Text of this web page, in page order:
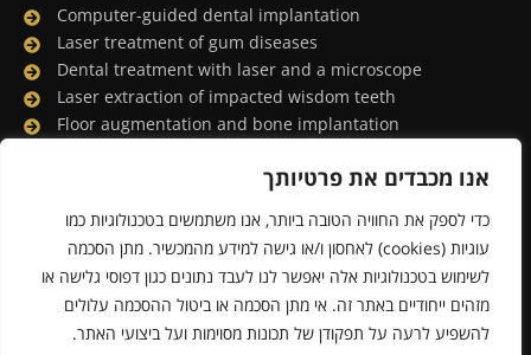
אנו מכבדים את פרטיותך
כדי לספק את החוויה הטובה ביותר, אנו משתמשים בטכנולוגיות כמו
עוגיות (cookies) לאחסון ו/או גישה למידע מהמכשיר. מתן הסכמה
לשימוש בטכנולוגיות אלה יאפשר לנו לעבד נתונים כגון דפוסי גלישה או
מזהים ייחודיים באתר זה. אי מתן הסכמה או ביטול ההסכמה עלולים
להשפיע לרעה על תפקודן של תכונות מסוימות ועל ביצועי האתר.
Computer-guided dental implantation
Laser treatment of gum diseases
Dental treatment with laser and a microscope
Laser extraction of impacted wisdom teeth
Floor augmentation and bone implantation
Whitening the teeth with a laser
Powered & Designed by Medical Online